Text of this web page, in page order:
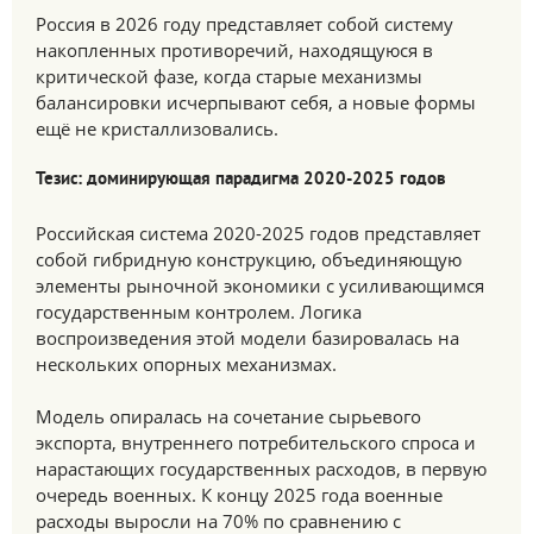
Россия в 2026 году представляет собой систему
накопленных противоречий, находящуюся в
критической фазе, когда старые механизмы
балансировки исчерпывают себя, а новые формы
ещё не кристаллизовались.
Тезис: доминирующая парадигма 2020-2025 годов
Российская система 2020-2025 годов представляет
собой гибридную конструкцию, объединяющую
элементы рыночной экономики с усиливающимся
государственным контролем. Логика
воспроизведения этой модели базировалась на
нескольких опорных механизмах.
Модель опиралась на сочетание сырьевого
экспорта, внутреннего потребительского спроса и
нарастающих государственных расходов, в первую
очередь военных. К концу 2025 года военные
расходы выросли на 70% по сравнению с